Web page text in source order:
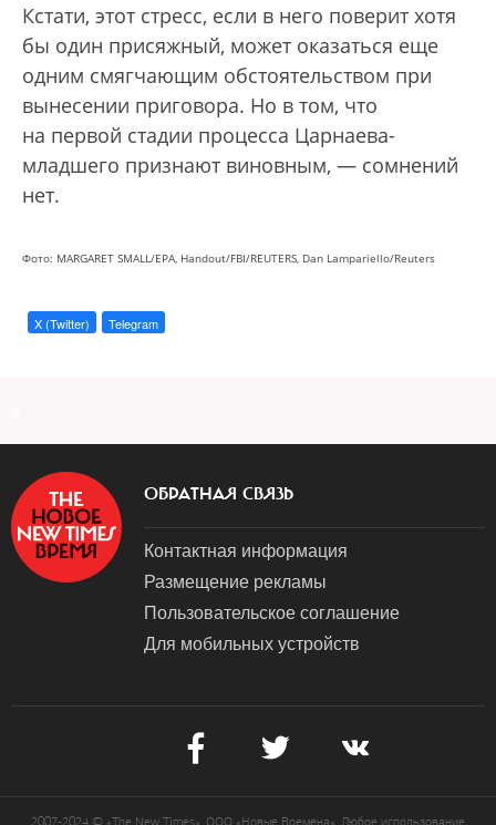
Кстати, этот стресс, если в него поверит хотя
бы один присяжный, может оказаться еще
одним смягчающим обстоятельством при
вынесении приговора. Но в том, что
на первой стадии процесса Царнаева-
младшего признают виновным, — сомнений
нет.
Фото: MARGARET SMALL/EPA, Handout/FBI/REUTERS, Dan Lampariello/Reuters
X (Twitter) Telegram
ОБРАТНАЯ СВЯЗЬ
Контактная информация
Размещение рекламы
Пользовательское соглашение
Для мобильных устройств
2007-2024 © «The New Times». ООО «Новые Времена». Любое использование